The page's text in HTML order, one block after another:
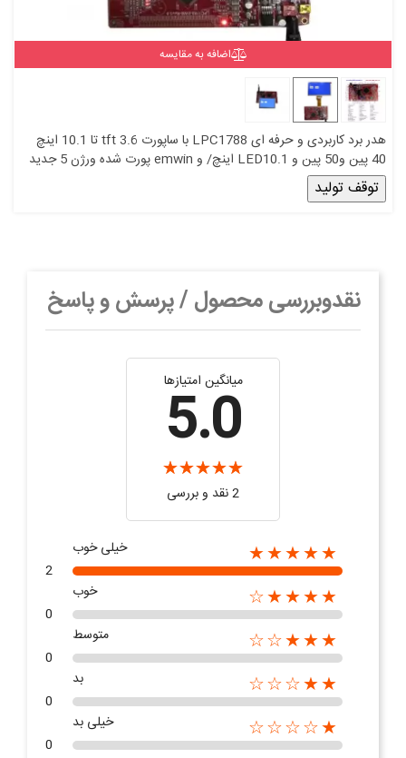
اضافه به مقایسه
هدر برد کاربردی و حرفه ای LPC1788 با ساپورت tft 3.6 تا 10.1 اینچ
40 پین و50 پین و LED10.1 اینچ/ و emwin پورت شده ورژن 5 جدید
توقف تولید
نقدوبررسی محصول / پرسش و پاسخ
میانگین امتیازها
5.0
2 نقد و بررسی‌‌
★★★★★
خیلی خوب
2
★★★★☆
خوب
0
★★★☆☆
متوسط
0
★★☆☆☆
بد
0
★☆☆☆☆
خیلی بد
0